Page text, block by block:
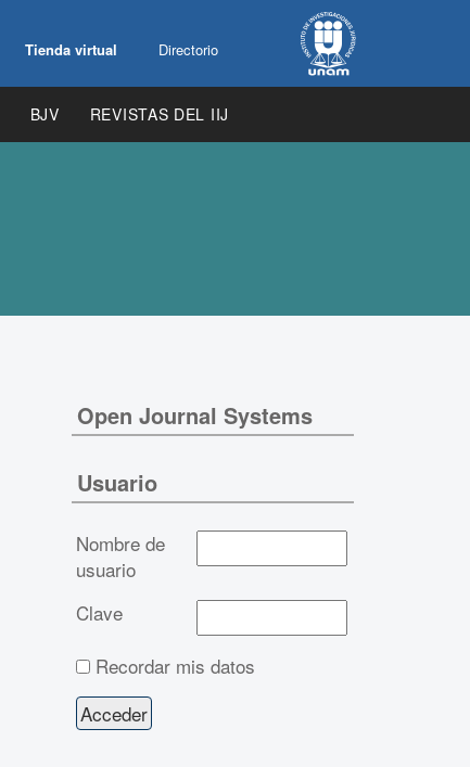
Tienda virtual Directorio
BJV REVISTAS DEL IIJ
Open Journal Systems
Usuario
Nombre de
usuario
Clave
Recordar mis datos